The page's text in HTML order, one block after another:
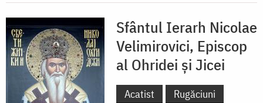
Sfântul Ierarh Nicolae
Velimirovici, Episcop
al Ohridei și Jicei
Acatist
Rugăciuni